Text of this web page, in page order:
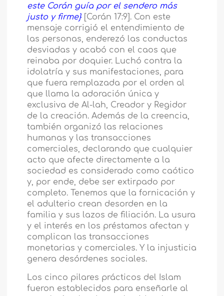
este Corán guía por el sendero más
justo y firme} [Corán 17:9]. Con este
mensaje corrigió el entendimiento de
las personas, enderezó las conductas
desviadas y acabó con el caos que
reinaba por doquier. Luchó contra la
idolatría y sus manifestaciones, para
que fuera remplazada por el orden al
que llama la adoración única y
exclusiva de Al-lah, Creador y Regidor
de la creación. Además de la creencia,
también organizó las relaciones
humanas y las transacciones
comerciales, declarando que cualquier
acto que afecte directamente a la
sociedad es considerado como caótico
y, por ende, debe ser extirpado por
completo. Tenemos que la fornicación y
el adulterio crean desorden en la
familia y sus lazos de filiación. La usura
y el interés en los préstamos afectan y
complican las transacciones
monetarias y comerciales. Y la injusticia
genera desórdenes sociales.
Los cinco pilares prácticos del Islam
fueron establecidos para enseñarle al